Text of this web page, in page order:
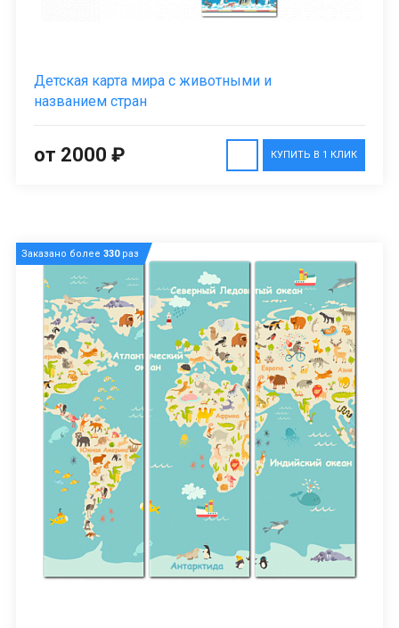
Детская карта мира с животными и
названием стран
КУПИТЬ В 1 КЛИК
от 2000 ₽
Заказано более 330раз